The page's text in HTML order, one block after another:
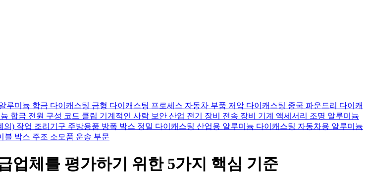
루미늄 합금 다이캐스팅 금형 다이캐스팅 프로세스 자동차 부품 저압 다이캐스팅 중국 파운드리 다이캐
합금 전원 구성 코드 클립 기계적인 사람 보안 산업 전기 장비 전송 장비 기계 액세서리 조명 알루미늄
의) 작업 조리기구 주방용품 방폭 박스 정밀 다이캐스팅 산업용 알루미늄 다이캐스팅 자동차용 알루미늄
블 박스 주조 소모품 운송 부문
업체를 평가하기 위한 5가지 핵심 기준